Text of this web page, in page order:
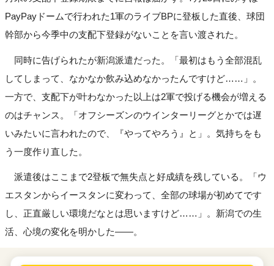
PayPayドームで行われた1軍のライブBPに登板した直後、球団
幹部から今季中の支配下登録がないことを言い渡された。
同時に告げられたが新潟派遣だった。「最初はもう全部混乱
してしまって、なかなか飲み込めなかったんですけど……」。
一方で、支配下が叶わなかった以上は2軍で投げる機会が増える
のはチャンス。「オフシーズンのウインターリーグとかでは遅
いみたいに言われたので、『やってやろう』と」。気持ちをも
う一度作り直した。
派遣後はここまで2登板で無失点と好成績を残している。「ウ
エスタンからイースタンに変わって、全部の球場が初めてです
し、正直厳しい環境だなとは思いますけど……」。新潟での生
活、心境の変化を明かした――。